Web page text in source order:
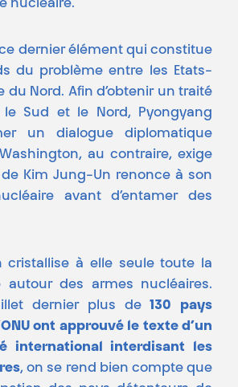
nucléaire.
dernier élément qui constitue
du problème entre les Etats-
du Nord. Afin d’obtenir un traité
Sud et le Nord, Pyongyang
un dialogue diplomatique
au contraire, exige
Kim Jung-Un renonce à son
avant d’entamer des
cristallise à elle seule toute la
autour des armes nucléaires.
dernier plus de130 pays
ont approuvé le texte d’un
international interdisant les
, on se rend bien compte que